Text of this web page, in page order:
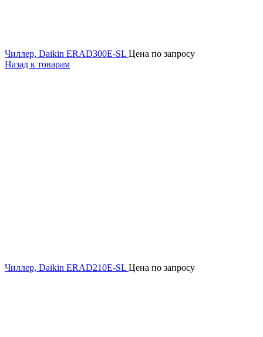
Чиллер, Daikin ERAD300E-SL Цена по запросу
Назад к товарам
Чиллер, Daikin ERAD210E-SL Цена по запросу